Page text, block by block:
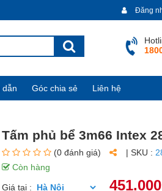
Đăng
dẫn Góc chia sẻ Liên hệ
Tấm phủ bể 3m66 Intex
(0 đánh giá) | SKU :
Còn hàng
Giá tại :